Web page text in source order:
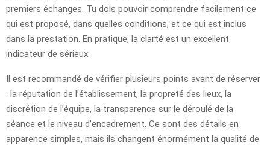
premiers échanges. Tu dois pouvoir comprendre facilement ce
qui est proposé, dans quelles conditions, et ce qui est inclus
dans la prestation. En pratique, la clarté est un excellent
indicateur de sérieux.
Il est recommandé de vérifier plusieurs points avant de réserver
: la réputation de l’établissement, la propreté des lieux, la
discrétion de l’équipe, la transparence sur le déroulé de la
séance et le niveau d’encadrement. Ce sont des détails en
apparence simples, mais ils changent énormément la qualité de